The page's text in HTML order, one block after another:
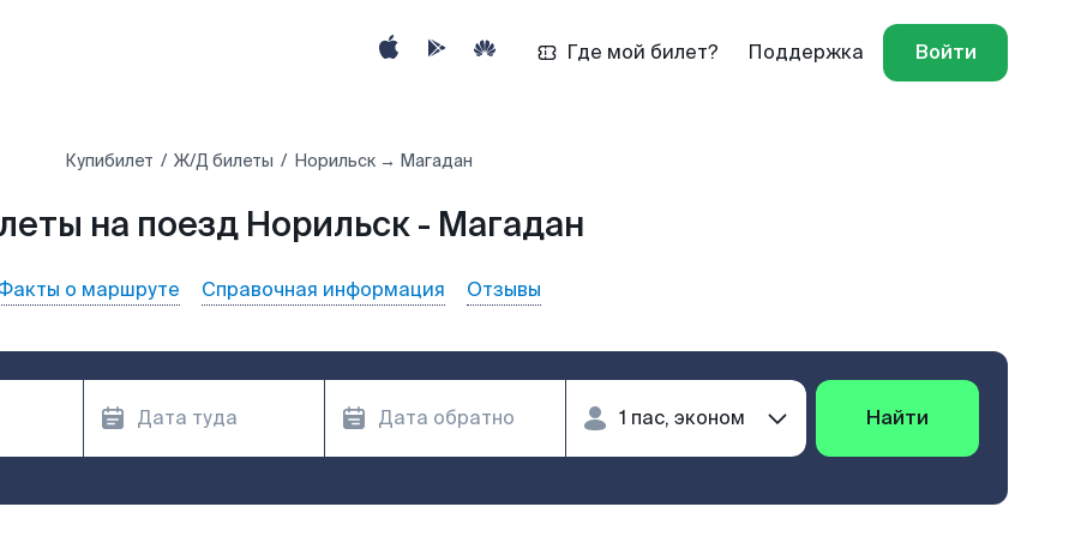
Где мой билет? Поддержка Войти
Купибилет Ж/Д билеты Норильск → Магадан
на поезд Норильск - Магадан
о маршруте Справочная информация Отзывы
Найти